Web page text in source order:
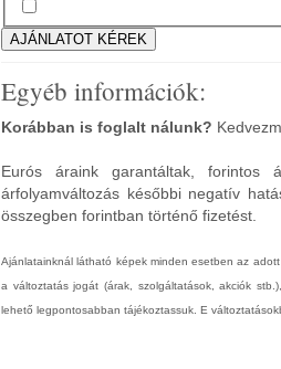
Egyéb információk:
Korábban is foglalt nálunk?
Eurós áraink garantáltak, forintos
árfolyamváltozás későbbi negatív
összegben forintban történő fizetést.
Ajánlatainknál látható képek minden esetben az
a változtatás jogát (árak, szolgáltatások, akciók
lehető legpontosabban tájékoztassuk. E